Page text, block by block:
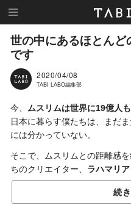
世の中にあるほとんど
です
2020/04/08
TABI LABO編集部
今、 ムスリムは世界に19億人
日本に暮らす僕たちは、まだ
には分かっていない。
そこで、ムスリムとの距離感
ちのクリエイター、 ラハマリ
を聞くことに。もちろん、彼
続